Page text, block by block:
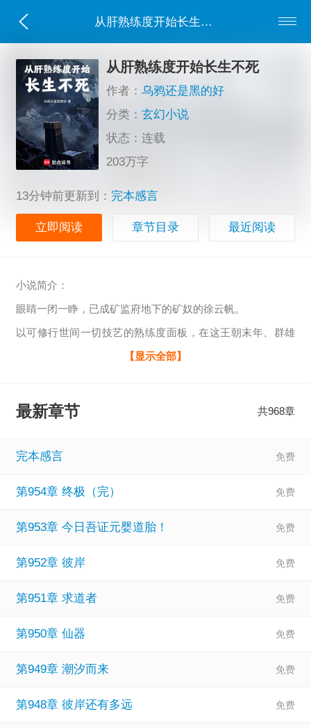
从肝熟练度开始长生不死
从肝熟练度开始长生不死
作者：乌鸦还是黑的好
分类：玄幻小说
状态：连载
203万字
13分钟前更新到： 完本感言
立即阅读 章节目录 最近阅读
小说简介：
眼睛一闭一睁，已成矿监府地下的矿奴的徐云帆。
以可修行世间一切技艺的熟练度面板，在这王朝末年、群雄
【显示全部】
最新章节 共968章
完本感言
第954章 终极（完）
第953章 今日吾证元婴道胎！
第952章 彼岸
第951章 求道者
第950章 仙器
第949章 潮汐而来
第948章 彼岸还有多远